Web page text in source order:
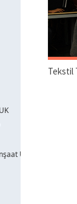
Üni.
Tekstil